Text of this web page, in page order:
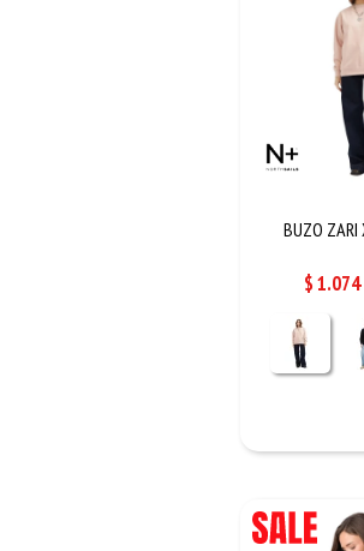
BUZO ZARI
$1.074